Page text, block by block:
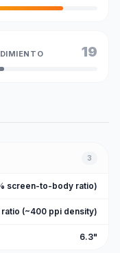
19
3
screen-to-body ratio)
(~400 ppi density)
6.3"